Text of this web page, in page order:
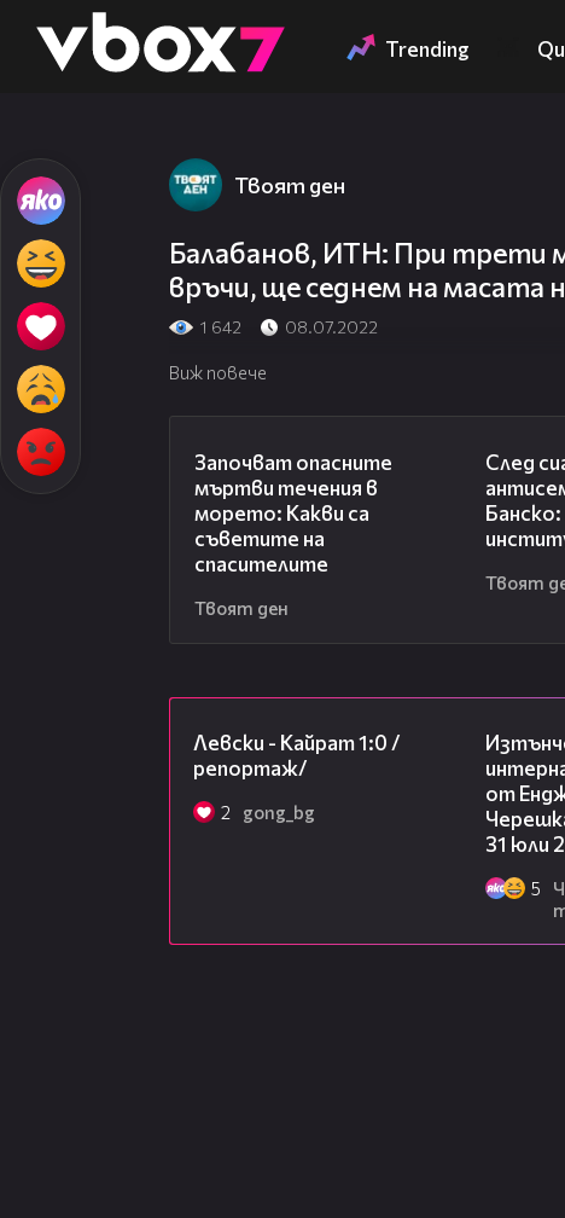
👾 Trending
Твоят ден
Балабанов, ИТН: При трети
връчи, ще седнем на масата
1 642 08.07.2022
Виж повече
Започват опасните
мъртви течения в
морето: Какви са
съветите на
спасителите
Твоят ден
След
Банско:
Твоят
Левски - Кайрат 1:0 /
репортаж/
2 gong_bg
от
31 юли
5